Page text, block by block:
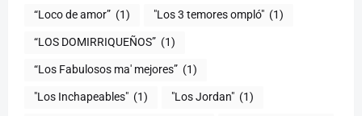
“Loco de amor” (1) "Los 3 temores ompló" (1)
(1)
“Los Fabulosos ma' mejores” (1)
"Los Inchapeables" (1) "Los Jordan" (1)